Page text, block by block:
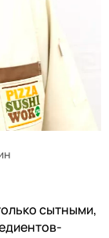
сытными,